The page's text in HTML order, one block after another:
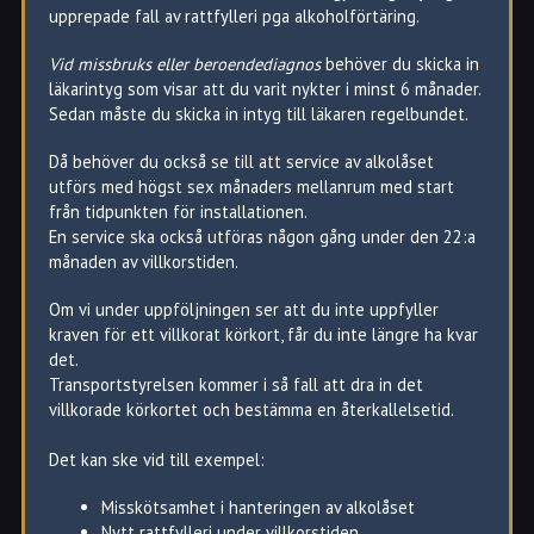
upprepade fall av rattfylleri pga alkoholförtäring.
Vid missbruks eller beroendediagnosbehöver du skicka in
läkarintyg som visar att du varit nykter i minst 6 månader.
Sedan måste du skicka in intyg till läkaren regelbundet.
Då behöver du också se till att service av alkolåset
utförs med högst sex månaders mellanrum med start
från tidpunkten för installationen.
En service ska också utföras någon gång under den 22:a
månaden av villkorstiden.
Om vi under uppföljningen ser att du inte uppfyller
kraven för ett villkorat körkort, får du inte längre ha kvar
det.
Transportstyrelsen kommer i så fall att dra in det
villkorade körkortet och bestämma en återkallelsetid.
Det kan ske vid till exempel:
Misskötsamhet i hanteringen av alkolåset